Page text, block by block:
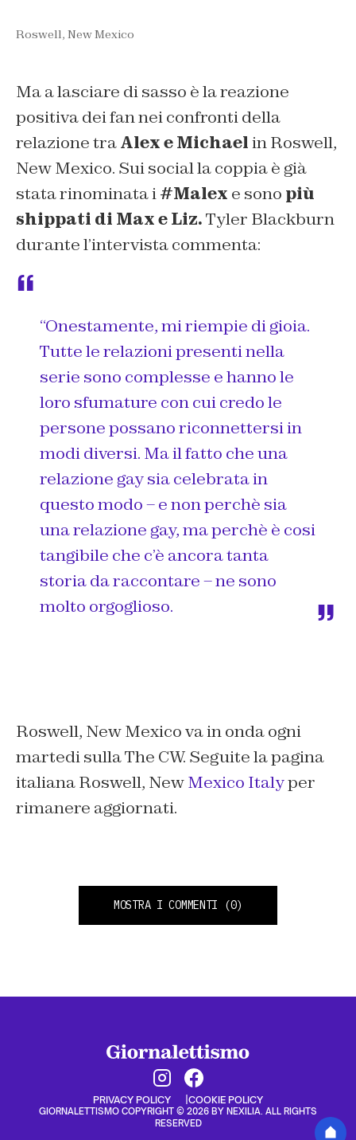
Roswell, New Mexico
Ma a lasciare di sasso è la reazione
positiva dei fan nei confronti della
relazione traAlex e Michaelin Roswell,
New Mexico. Sui social la coppia è già
stata rinominata i#Malex e sono più
shippati di Max e Liz.Tyler Blackburn
durante l’intervista commenta:
“Onestamente, mi riempie di gioia.
Tutte le relazioni presenti nella
serie sono complesse e hanno le
loro sfumature con cui credo le
persone possano riconnettersi in
modi diversi. Ma il fatto che una
relazione gay sia celebrata in
questo modo – e non perchè sia
una relazione gay, ma perchè è cosi
tangibile che c’è ancora tanta
storia da raccontare – ne sono
molto orgoglioso.
Roswell, New Mexico va in onda ogni
martedi sulla The CW. Seguite la pagina
italiana Roswell, NewMexico Italyper
rimanere aggiornati.
MOSTRA I COMMENTI (0)
PRIVACY POLICY COOKIE POLICY
GIORNALETTISMO COPYRIGHT © 2026 BY NEXILIA. ALL RIGHTS
RESERVED